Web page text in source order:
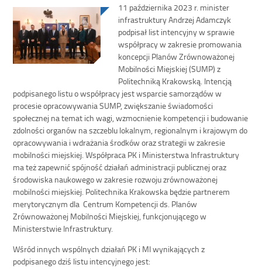
11 października 2023 r. minister
infrastruktury Andrzej Adamczyk
podpisał list intencyjny w sprawie
współpracy w zakresie promowania
koncepcji Planów Zrównoważonej
Mobilności Miejskiej (SUMP) z
Politechniką Krakowską. Intencją
podpisanego listu o współpracy jest wsparcie samorządów w
procesie opracowywania SUMP, zwiększanie świadomości
społecznej na temat ich wagi, wzmocnienie kompetencji i budowanie
zdolności organów na szczeblu lokalnym, regionalnym i krajowym do
opracowywania i wdrażania środków oraz strategii w zakresie
mobilności miejskiej. Współpraca PK i Ministerstwa Infrastruktury
ma też zapewnić spójność działań administracji publicznej oraz
środowiska naukowego w zakresie rozwoju zrównoważonej
mobilności miejskiej. Politechnika Krakowska będzie partnerem
merytorycznym dla Centrum Kompetencji ds. Planów
Zrównoważonej Mobilności Miejskiej, funkcjonującego w
Ministerstwie Infrastruktury.
Wśród innych wspólnych działań PK i MI wynikających z
podpisanego dziś listu intencyjnego jest: